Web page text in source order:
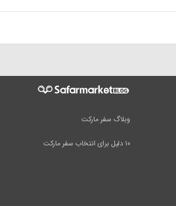
وبلاگ سفر مارکت
۱۰ دلیل برای انتخاب سفر مارکت